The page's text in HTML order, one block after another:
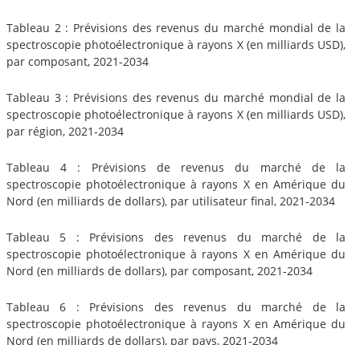
Tableau 2 : Prévisions des revenus du marché mondial de la
spectroscopie photoélectronique à rayons X (en milliards USD),
par composant, 2021-2034
Tableau 3 : Prévisions des revenus du marché mondial de la
spectroscopie photoélectronique à rayons X (en milliards USD),
par région, 2021-2034
Tableau 4 : Prévisions de revenus du marché de la
spectroscopie photoélectronique à rayons X en Amérique du
Nord (en milliards de dollars), par utilisateur final, 2021-2034
Tableau 5 : Prévisions des revenus du marché de la
spectroscopie photoélectronique à rayons X en Amérique du
Nord (en milliards de dollars), par composant, 2021-2034
Tableau 6 : Prévisions des revenus du marché de la
spectroscopie photoélectronique à rayons X en Amérique du
Nord (en milliards de dollars), par pays, 2021-2034